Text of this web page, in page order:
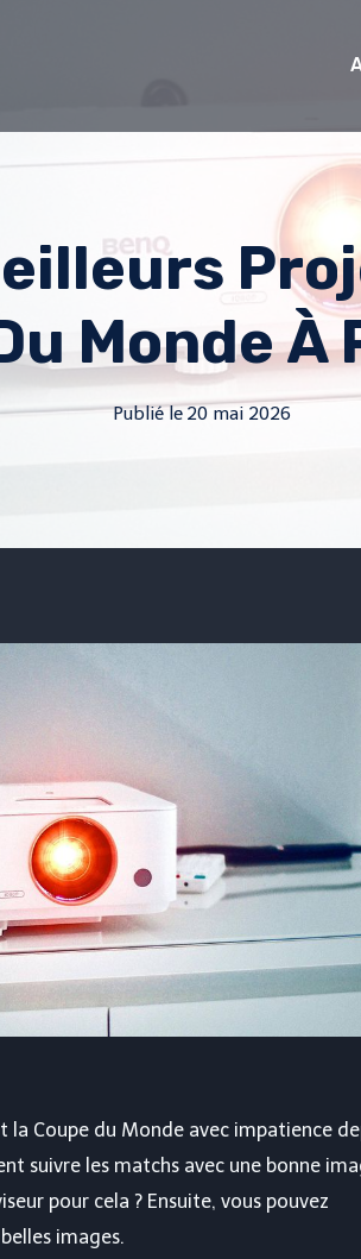
Monde
Publié le 20 mai 2026
Coupe du Monde avec impatience
suivre les matchs avec une bonne
pour cela ? Ensuite, vous pouvez
images.